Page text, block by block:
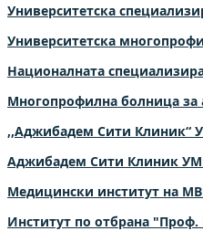
Университетска
Университетска
Националната
Многопрофилна болница
,,Аджибадем Сити Клиник“
Аджибадем Сити Клиник
Медицински институт на
Институт по отбрана